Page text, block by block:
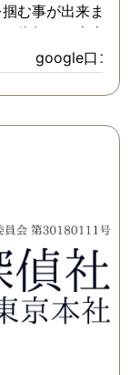
む事が出来ました
に依頼して本当に良
と実感しております
にはいろいろな相
て頂き、救われる
ております。 私と
りましたらご相談
頂きたいと思います
google口コミ